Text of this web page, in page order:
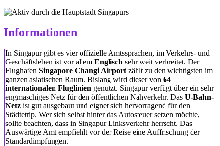
Informationen
In Singapur gibt es vier offizielle Amtssprachen, im Verkehrs- und
Geschäftsleben ist vor allem Englisch sehr weit verbreitet. Der
Flughafen Singapore Changi Airport zählt zu den wichtigsten im
ganzen asiatischen Raum. Bislang wird dieser von 64
internationalen Fluglinien genutzt. Singapur verfügt über ein sehr
engmaschiges Netz für den öffentlichen Nahverkehr. Das U-Bahn-
Netz ist gut ausgebaut und eignet sich hervorragend für den
Städtetrip. Wer sich selbst hinter das Autosteuer setzen möchte,
sollte beachten, dass in Singapur Linksverkehr herrscht. Das
Auswärtige Amt empfiehlt vor der Reise eine Auffrischung der
Standardimpfungen.